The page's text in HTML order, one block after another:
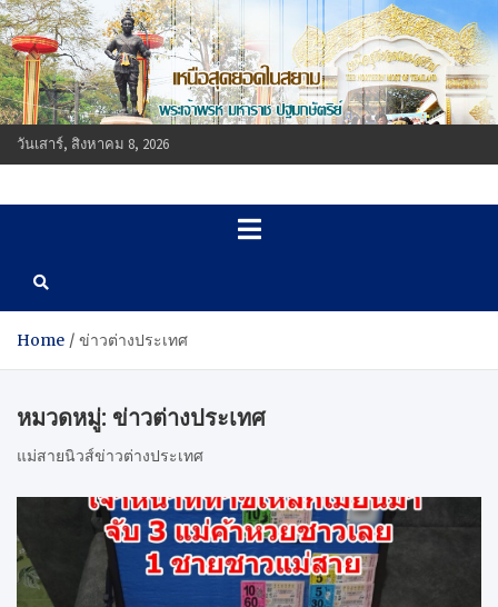
Skip
to
content
วันเสาร์, สิงหาคม 8, 2026
แม่สายนิวส์ออนไลน์
ข่าวสารเพื่อชาวแม่สาย
จ.เชียงราย
Home ข่าวต่างประเทศ
หมวดหมู่: ข่าวต่างประเทศ
แม่สายนิวส์ข่าวต่างประเทศ